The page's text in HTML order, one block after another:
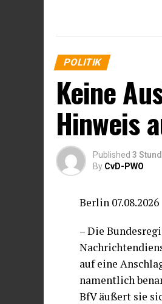
Das kann
(Paragraf 20
Rechtslage durch
POLITIK
Keine
Hinweis
Published 3
By CvD-PWO
Berlin 07.08.2026
– Die
auf eine
namentlich
BfV äußert sie